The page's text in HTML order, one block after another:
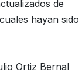
de
hayan sido
Ortiz Bernal